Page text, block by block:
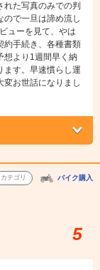
た写真のみでの判
ので一旦は諦め流し
ューを見て、やは
約手続き、各種書類
想より1週間早く納
ます。早速慣らし運
変お世話になりまし
カテゴリ バイク購入
5